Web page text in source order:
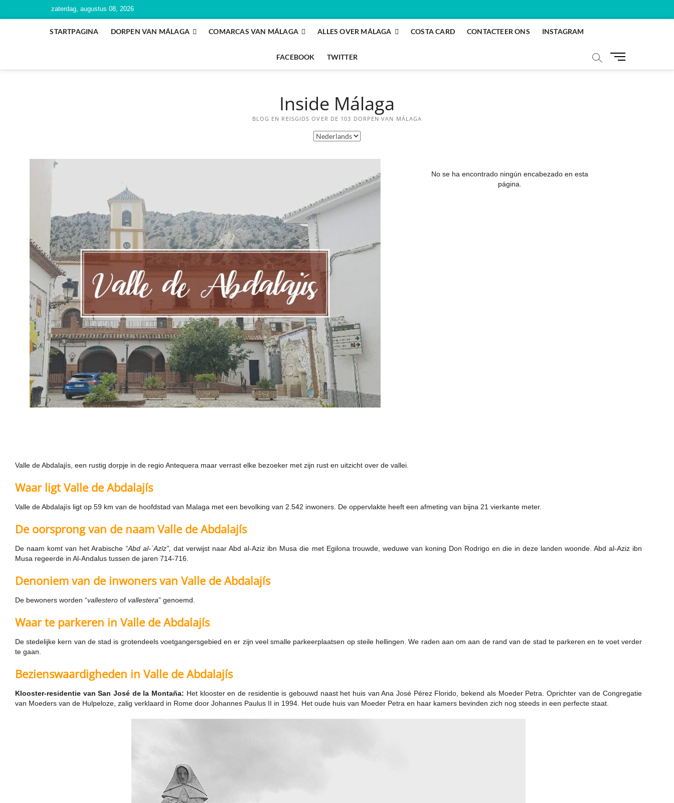
zaterdag, augustus 08, 2026
STARTPAGINA DORPEN VAN MÁLAGA COMARCAS VAN MÁLAGA ALLES OVER MÁLAGA COSTA CARD CONTACTEER ONS INSTAGRAM
FACEBOOK TWITTER
M
Inside Málaga
BLOG EN REISGIDS OVER DE 103 DORPEN VAN MÁLAGA
No se ha encontrado ningún encabezado en esta
página.
Valle de Abdalajís, een rustig dorpje in de regio Antequera maar verrast elke bezoeker met zijn rust en uitzicht over de vallei.
Waar ligt Valle de Abdalajís
Valle de Abdalajís ligt op 59 km van de hoofdstad van Malaga met een bevolking van 2.542 inwoners. De oppervlakte heeft een afmeting van bijna 21 vierkante meter.
De oorsprong van de naam Valle de Abdalajís
De naam komt van het Arabische “Abd al-ʿAzīz”, dat verwijst naar Abd al-Aziz ibn Musa die met Egilona trouwde, weduwe van koning Don Rodrigo en die in deze landen woonde. Abd al-Aziz ibn
Musa regeerde in Al-Andalus tussen de jaren 714-716.
Denoniem van de inwoners van Valle de Abdalajís
De bewoners worden “vallestero of vallestera” genoemd.
Waar te parkeren in Valle de Abdalajís
De stedelijke kern van de stad is grotendeels voetgangersgebied en er zijn veel smalle parkeerplaatsen op steile hellingen. We raden aan om aan de rand van de stad te parkeren en te voet verder
te gaan.
Bezienswaardigheden in Valle de Abdalajís
Klooster-residentie van San José de la Montaña: Het klooster en de residentie is gebouwd naast het huis van Ana José Pérez Florido, bekend als Moeder Petra. Oprichter van de Congregatie
van Moeders van de Hulpeloze, zalig verklaard in Rome door Johannes Paulus II in 1994. Het oude huis van Moeder Petra en haar kamers bevinden zich nog steeds in een perfecte staat.